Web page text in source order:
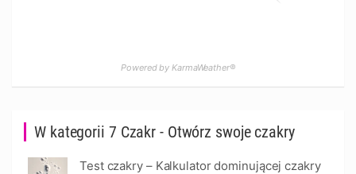
W kategorii 7 Czakr - Otwórz swoje czakry
Test czakry – Kalkulator dominującej czakry
Powered by KarmaWeather®